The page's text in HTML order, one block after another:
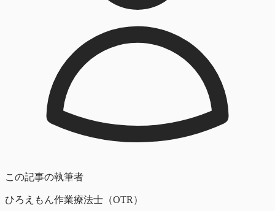
この記事の執筆者
ひろえもん作業療法士（OTR）